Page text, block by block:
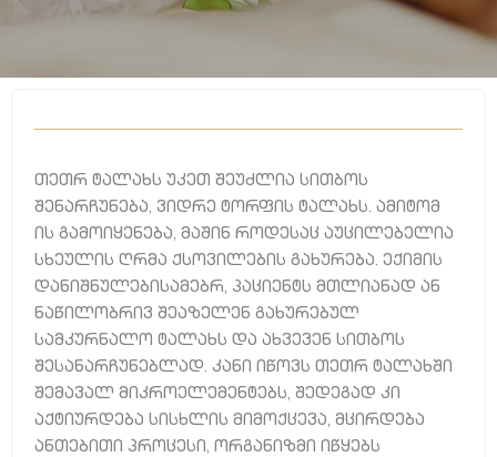
თეთრ ტალახს უკეთ შეუძლია სითბოს
შენარჩუნება, ვიდრე ტორფის ტალახს. ამიტომ
ის გამოიყენება, მაშინ როდესაც აუცილებელია
სხეულის ღრმა ქსოვილების გახურება. ექიმის
დანიშნულებისამებრ, პაციენტს მთლიანად ან
ნაწილობრივ შეაზელენ გახურებულ
სამკურნალო ტალახს და ახვევენ სითბოს
შესანარჩუნებლად. კანი იწოვს თეთრ ტალახში
შემავალ მიკროელემენტებს, შედეგად კი
აქტიურდება სისხლის მიმოქცევა, მცირდება
ანთებითი პროცესი, ორგანიზმი იწყებს